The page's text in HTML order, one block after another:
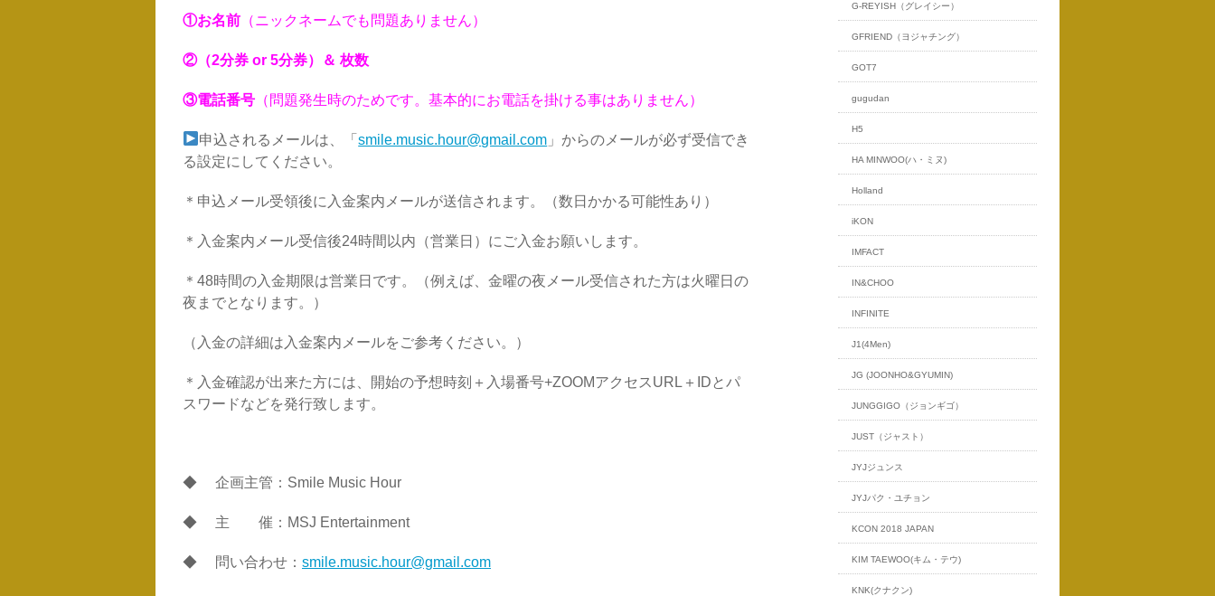
①お名前 （ニックネームでも問題ありません）
②（2分券 or 5分券）＆ 枚数
③電話番号 （問題発生時のためです。 基本的にお電話を掛ける事はありません）
申込されるメールは、「smile.music.hour@gmail.com 」からのメールが必ず受信でき
る設定にしてください。
＊申込メール受領後に入金案内メールが送信されます。（数日かかる可能性あり）
＊入金案内メール受信後24時間以内（営業日） にご入金お願いします。
＊48時間の入金期限は営業日です。（例えば、 金曜の夜メール受信された方は火曜日の
夜までとなります。）
（入金の詳細は入金案内メールをご参考ください。）
＊入金確認が出来た方には、開始の予想時刻＋入場番号+ZOOMアクセスURL＋IDとパ
スワードなどを発行致します。
◆ 企画主管：Smile Music Hour
◆ 主 催：MSJ Entertainment
◆ 問い合わせ： smile.music.hour@gmail.com
G-REYISH（グレイシー）
GFRIEND（ヨジャチング）
GOT7
gugudan
H5
HA MINWOO(ハ・ミヌ)
Holland
iKON
IMFACT
IN&CHOO
INFINITE
J1(4Men)
JG (JOONHO&GYUMIN)
JUNGGIGO（ジョンギゴ）
JUST（ジャスト）
JYJジュンス
JYJパク・ユチョン
KCON 2018 JAPAN
KIM TAEWOO(キム・テウ)
KNK(クナクン)